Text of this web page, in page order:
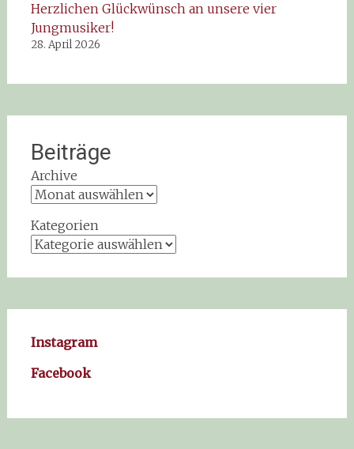
Herzlichen Glückwünsch an unsere vier
Jungmusiker!
28. April 2026
Beiträge
Archive
Kategorien
Instagram
Facebook